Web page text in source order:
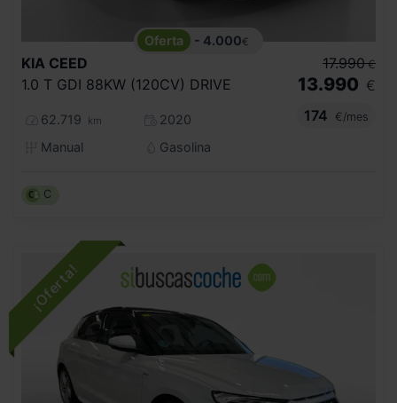
- 4.000€
KIA CEED
1.0 T GDI 88KW (120CV) DRIVE
62.719 km
2020
Manual
Gasolina
17.990 €
13.990 €
174
€/mes
C